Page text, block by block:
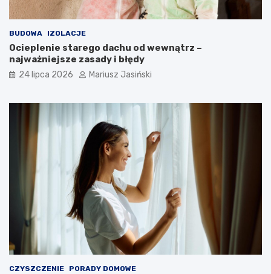
BUDOWA IZOLACJE
Ocieplenie starego dachu od wewnątrz –
najważniejsze zasady i błędy
24 lipca 2026 Mariusz Jasiński
CZYSZCZENIE PORADY DOMOWE